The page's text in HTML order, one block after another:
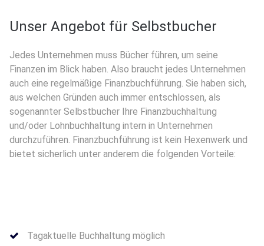
Unser Angebot für Selbstbucher
Jedes Unternehmen muss Bücher führen, um seine
Finanzen im Blick haben. Also braucht jedes Unternehmen
auch eine regelmäßige Finanzbuchführung. Sie haben sich,
aus welchen Gründen auch immer entschlossen, als
sogenannter Selbstbucher Ihre Finanzbuchhaltung
und/oder Lohnbuchhaltung intern in Unternehmen
durchzuführen. Finanzbuchführung ist kein Hexenwerk und
bietet sicherlich unter anderem die folgenden Vorteile:
Tagaktuelle Buchhaltung möglich